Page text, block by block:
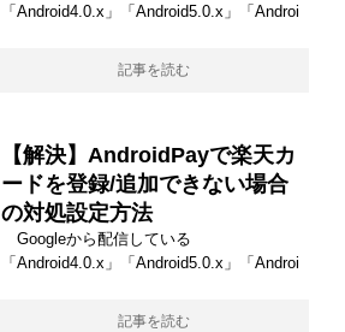
「Android4.0.x」「Android5.0.x」「Androi
記事を読む
【解決】AndroidPayで楽天カ
ードを登録/追加できない場合
の対処設定方法
Googleから配信している
「Android4.0.x」「Android5.0.x」「Androi
記事を読む